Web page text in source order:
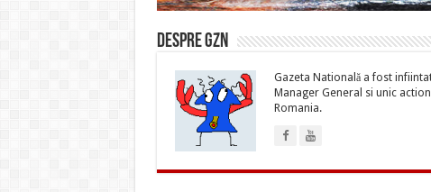
Despre gzn
Gazeta Natională a fost
Manager General si unic
Romania.